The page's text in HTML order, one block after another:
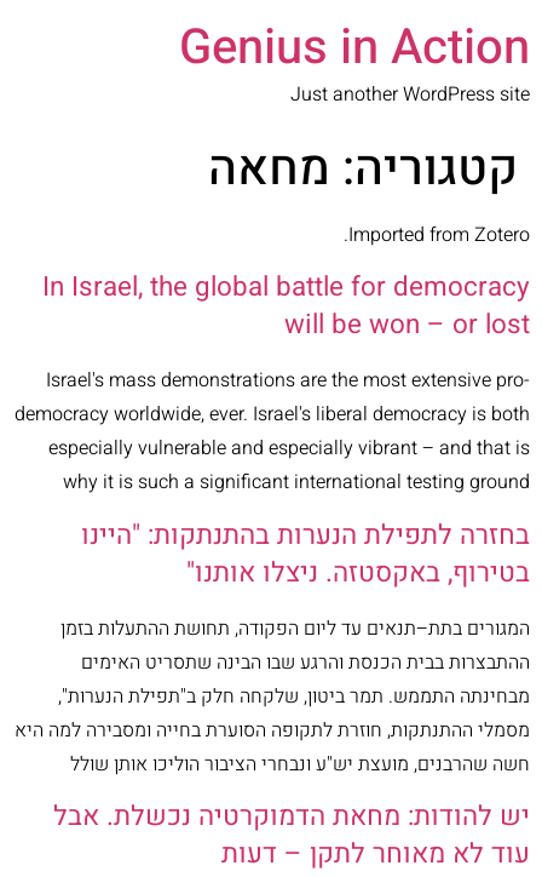
Genius in Action
Just another WordPress site
קטגוריה: מחאה
Imported from Zotero.
In Israel, the global battle for democracy
will be won – or lost
Israel's mass demonstrations are the most extensive pro-
democracy worldwide, ever. Israel's liberal democracy is both
especially vulnerable and especially vibrant – and that is
why it is such a significant international testing ground
בחזרה לתפילת הנערות בהתנתקות: "היינו
בטירוף, באקסטזה. ניצלו אותנו"
המגורים בתת–תנאים עד ליום הפקודה, תחושת ההתעלות בזמן
ההתבצרות בבית הכנסת והרגע שבו הבינה שתסריט האימים
מבחינתה התממש. תמר ביטון, שלקחה חלק ב"תפילת הנערות",
מסמלי ההתנתקות, חוזרת לתקופה הסוערת בחייה ומסבירה למה היא
חשה שהרבנים, מועצת יש"ע ונבחרי הציבור הוליכו אותן שולל
יש להודות: מחאת הדמוקרטיה נכשלת. אבל
עוד לא מאוחר לתקן – דעות